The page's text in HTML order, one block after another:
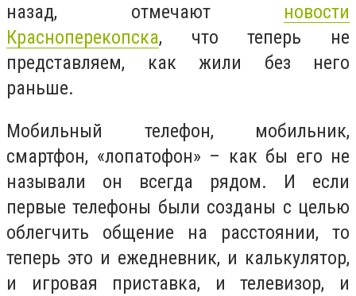
назад, отмечают новости
Красноперекопска, что теперь не
представляем, как жили без него
раньше.
Мобильный телефон, мобильник,
смартфон, «лопатофон» – как бы его не
называли он всегда рядом. И если
первые телефоны были созданы с целью
облегчить общение на расстоянии, то
теперь это и ежедневник, и калькулятор,
и игровая приставка, и телевизор, и